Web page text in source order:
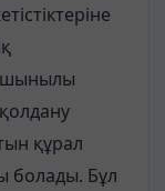
шынылы
құрал
болады. Бұл